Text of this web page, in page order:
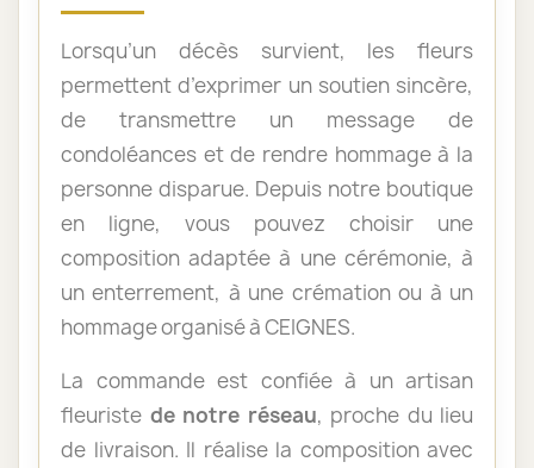
Lorsqu’un décès survient, les fleurs
permettent d’exprimer un soutien sincère,
de transmettre un message de
condoléances et de rendre hommage à la
personne disparue. Depuis notre boutique
en ligne, vous pouvez choisir une
composition adaptée à une cérémonie, à
un enterrement, à une crémation ou à un
hommage organisé à CEIGNES.
La commande est confiée à un artisan
fleuriste de notre réseau, proche du lieu
de livraison. Il réalise la composition avec